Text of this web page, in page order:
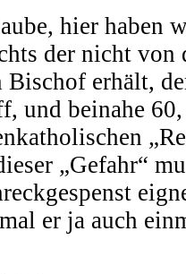
hier haben
der nicht von
erhält,
und beinahe
„Gefahr“
er ja auch